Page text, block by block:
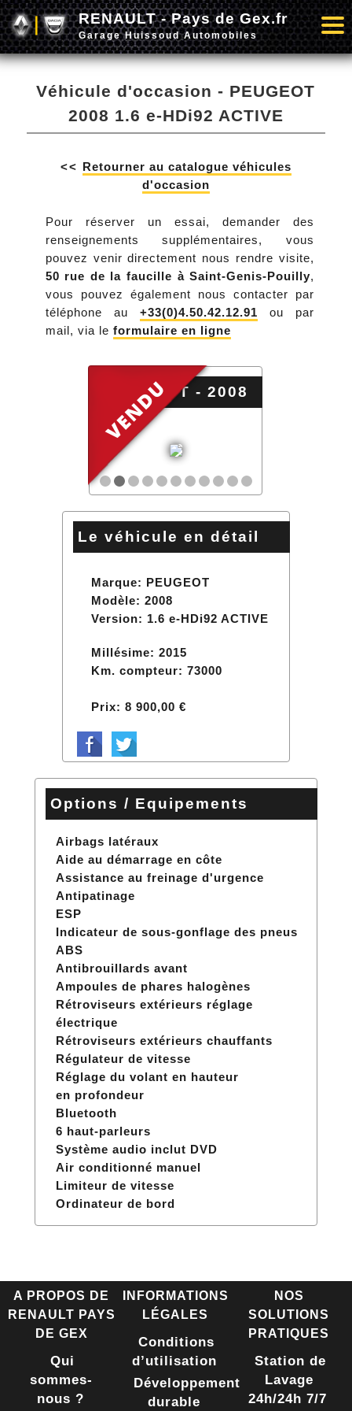
RENAULT - Pays de Gex.fr
Garage Huissoud Automobiles
Véhicule d'occasion - PEUGEOT
2008 1.6 e-HDi92 ACTIVE
<< Retourner au catalogue véhicules
d'occasion
Pour réserver un essai, demander des
renseignements supplémentaires, vous
pouvez venir directement nous rendre visite,
50 rue de la faucille à Saint-Genis-Pouilly,
vous pouvez également nous contacter par
téléphone au +33(0)4.50.42.12.91 ou par
mail, via le formulaire en ligne
PEUGEOT - 2008
Le véhicule en détail
Marque: PEUGEOT
Modèle: 2008
Version: 1.6 e-HDi92 ACTIVE
Millésime: 2015
Km. compteur: 73000
Prix: 8 900,00 €
Options / Equipements
Airbags latéraux
Aide au démarrage en côte
Assistance au freinage d'urgence
Antipatinage
ESP
Indicateur de sous-gonflage des pneus
ABS
Antibrouillards avant
Ampoules de phares halogènes
Rétroviseurs extérieurs réglage
électrique
Rétroviseurs extérieurs chauffants
Régulateur de vitesse
Réglage du volant en hauteur
en profondeur
Bluetooth
6 haut-parleurs
Système audio inclut DVD
Air conditionné manuel
Limiteur de vitesse
Ordinateur de bord
A PROPOS DE
RENAULT PAYS
DE GEX
Qui
sommes-
nous ?
INFORMATIONS
LÉGALES
Conditions
d’utilisation
Développement
durable
NOS
SOLUTIONS
PRATIQUES
Station de
Lavage
24h/24h 7/7